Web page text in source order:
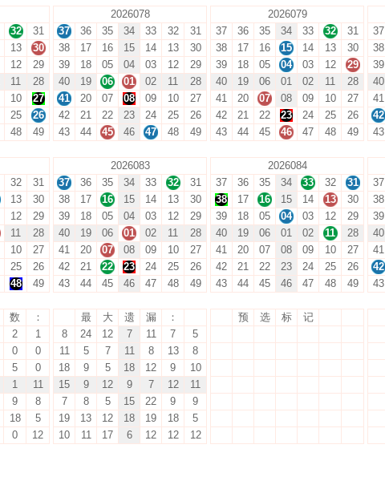
32
31
13
30
12
29
11
28
10
27
25
26
48 49
2026078
37
36 35 34 33 32
31
38
17 16 15 14 13
30
39
18 05 04 03 12
29
40
19 06 01 02 11
28
41
20 07 08 09 10
27
42
21 22 23 24 25
26
43
44 45 46 47 48 49
2026079
37
36 35 34 33 32
31
38
17 16 15 14 13
30
39
18 05 04 03 12
29
40
19 06 01 02 11
28
41
20 07 08 09 10
27
42
21 22 23 24 25
26
43
44 45 46 47 48 49
37
38
39
40
41
42
43
32
31
13
30
12
29
11
28
10
27
25
26
48 49
2026083
37
36 35 34 33 32
31
38
17 16 15 14 13
30
39
18 05 04 03 12
29
40
19 06 01 02 11
28
41
20 07 08 09 10
27
42
21 22 23 24 25
26
43
44 45 46 47 48 49
2026084
37
36 35 34 33 32
31
38
17 16 15 14 13
30
39
18 05 04 03 12
29
40
19 06 01 02 11
28
41
20 07 08 09 10
27
42
21 22 23 24 25
26
43
44 45 46 47 48 49
37
38
39
40
41
42
43
数
：
2
1
0
0
5
0
1
11
9
8
18
5
0 12
最 大 遗 漏
：
8
24 12 7 11 7
5
11
5 7 11 8 13
8
18
9 5 18 12 9
10
15
9 12 9 7 12
11
7
8 5 15 22 9
9
19
13 12 18 19 18
5
10
11 17 6 12 12 12
预 选 标
记